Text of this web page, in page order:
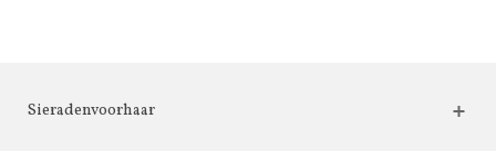
Sieradenvoorhaar